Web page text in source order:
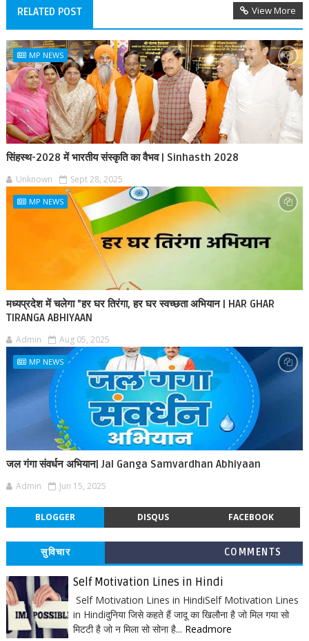
RELATED POST View More
MP NEWS
सिंहस्थ-2028 में भारतीय संस्कृति का वैभव | Sinhasth 2028
Unknown Sept 28, 2025
MP NEWS
मध्यप्रदेश में चलेगा "हर घर तिरंगा, हर घर स्वच्छता अभियान | HAR GHAR
TIRANGA ABHIYAAN
Admin Aug 05, 2025
MP NEWS
जल गंगा संवर्धन अभियान| Jal Ganga Samvardhan Abhiyaan
Admin Jun 15, 2025
BLOGGER DISQUS FACEBOOK
सुविचार COMMENTS
Self Motivation Lines in Hindi
Self Motivation Lines in HindiSelf Motivation Lines
in Hindiदुनिया जिसे कहते हैं जादू का खिलौना है जो मिल गया सो
मिटटी है जो न मिला सो सोना है... Readmore